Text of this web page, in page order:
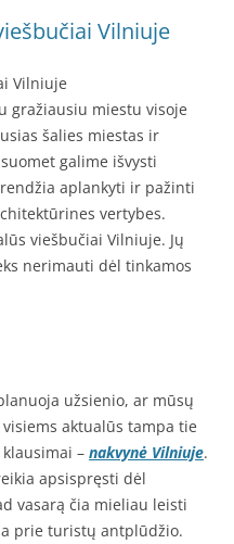
Vilniuje
Vilniuje
gražiausiu miestu visoje
šalies miestas ir
galime išvysti
aplankyti ir pažinti
vertybes.
viešbučiai Vilniuje. Jų
nerimauti dėl tinkamos
užsienio, ar mūsų
aktualūs tampa tie
– nakvynė Vilniuje.
apsispręsti dėl
vasarą čia mieliau leisti
prie turistų antplūdžio.